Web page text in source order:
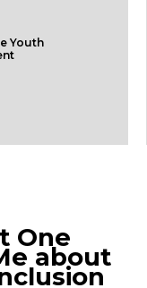
Youth
One
about